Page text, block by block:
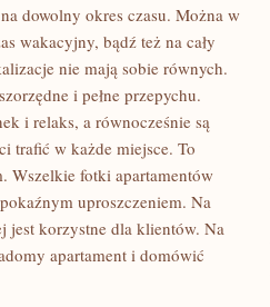
dowolny okres czasu. Można w
wakacyjny, bądź też na cały
nie mają sobie równych.
i pełne przepychu.
i relaks, a równocześnie są
trafić w każde miejsce. To
Wszelkie fotki apartamentów
uproszczeniem. Na
jest korzystne dla klientów. Na
apartament i domówić